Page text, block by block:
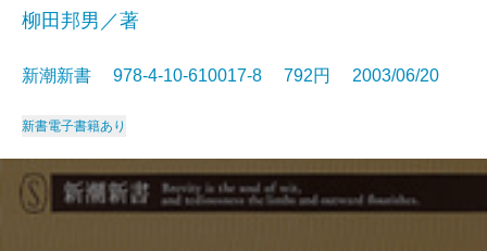
柳田邦男／著
新潮新書 978-4-10-610017-8 792円 2003/06/20
新書電子書籍あり